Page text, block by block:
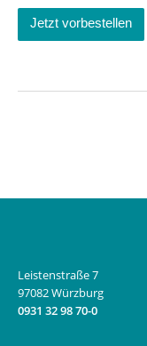
Jetzt vorbestellen
Leistenstraße 7
97082 Würzburg
0931 32 98 70-0